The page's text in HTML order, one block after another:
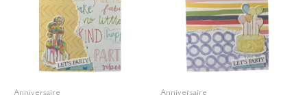
Anniversaire Anniversaire